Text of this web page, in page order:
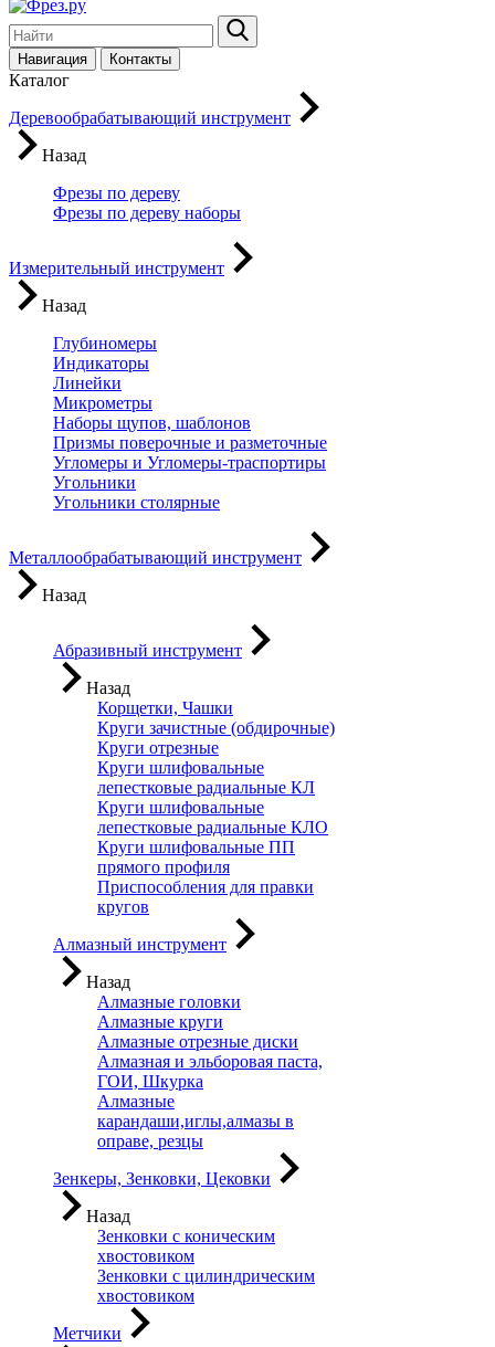
Навигация Контакты
Каталог
Деревообрабатывающий инструмент
Назад
Фрезы по дереву
Фрезы по дереву наборы
Измерительный инструмент
Назад
Глубиномеры
Индикаторы
Линейки
Микрометры
Наборы щупов, шаблонов
Призмы поверочные и разметочные
Угломеры и Угломеры-траспортиры
Угольники
Угольники столярные
Металлообрабатывающий инструмент
Назад
Абразивный инструмент
Назад
Корщетки, Чашки
Круги зачистные (обдирочные)
Круги отрезные
Круги шлифовальные
лепестковые радиальные КЛ
Круги шлифовальные
лепестковые радиальные КЛО
Круги шлифовальные ПП
прямого профиля
Приспособления для правки
кругов
Алмазный инструмент
Назад
Алмазные головки
Алмазные круги
Алмазные отрезные диски
Алмазная и эльборовая паста,
ГОИ, Шкурка
Алмазные
карандаши,иглы,алмазы в
оправе, резцы
Зенкеры, Зенковки, Цековки
Назад
Зенковки с коническим
хвостовиком
Зенковки с цилиндрическим
хвостовиком
Метчики